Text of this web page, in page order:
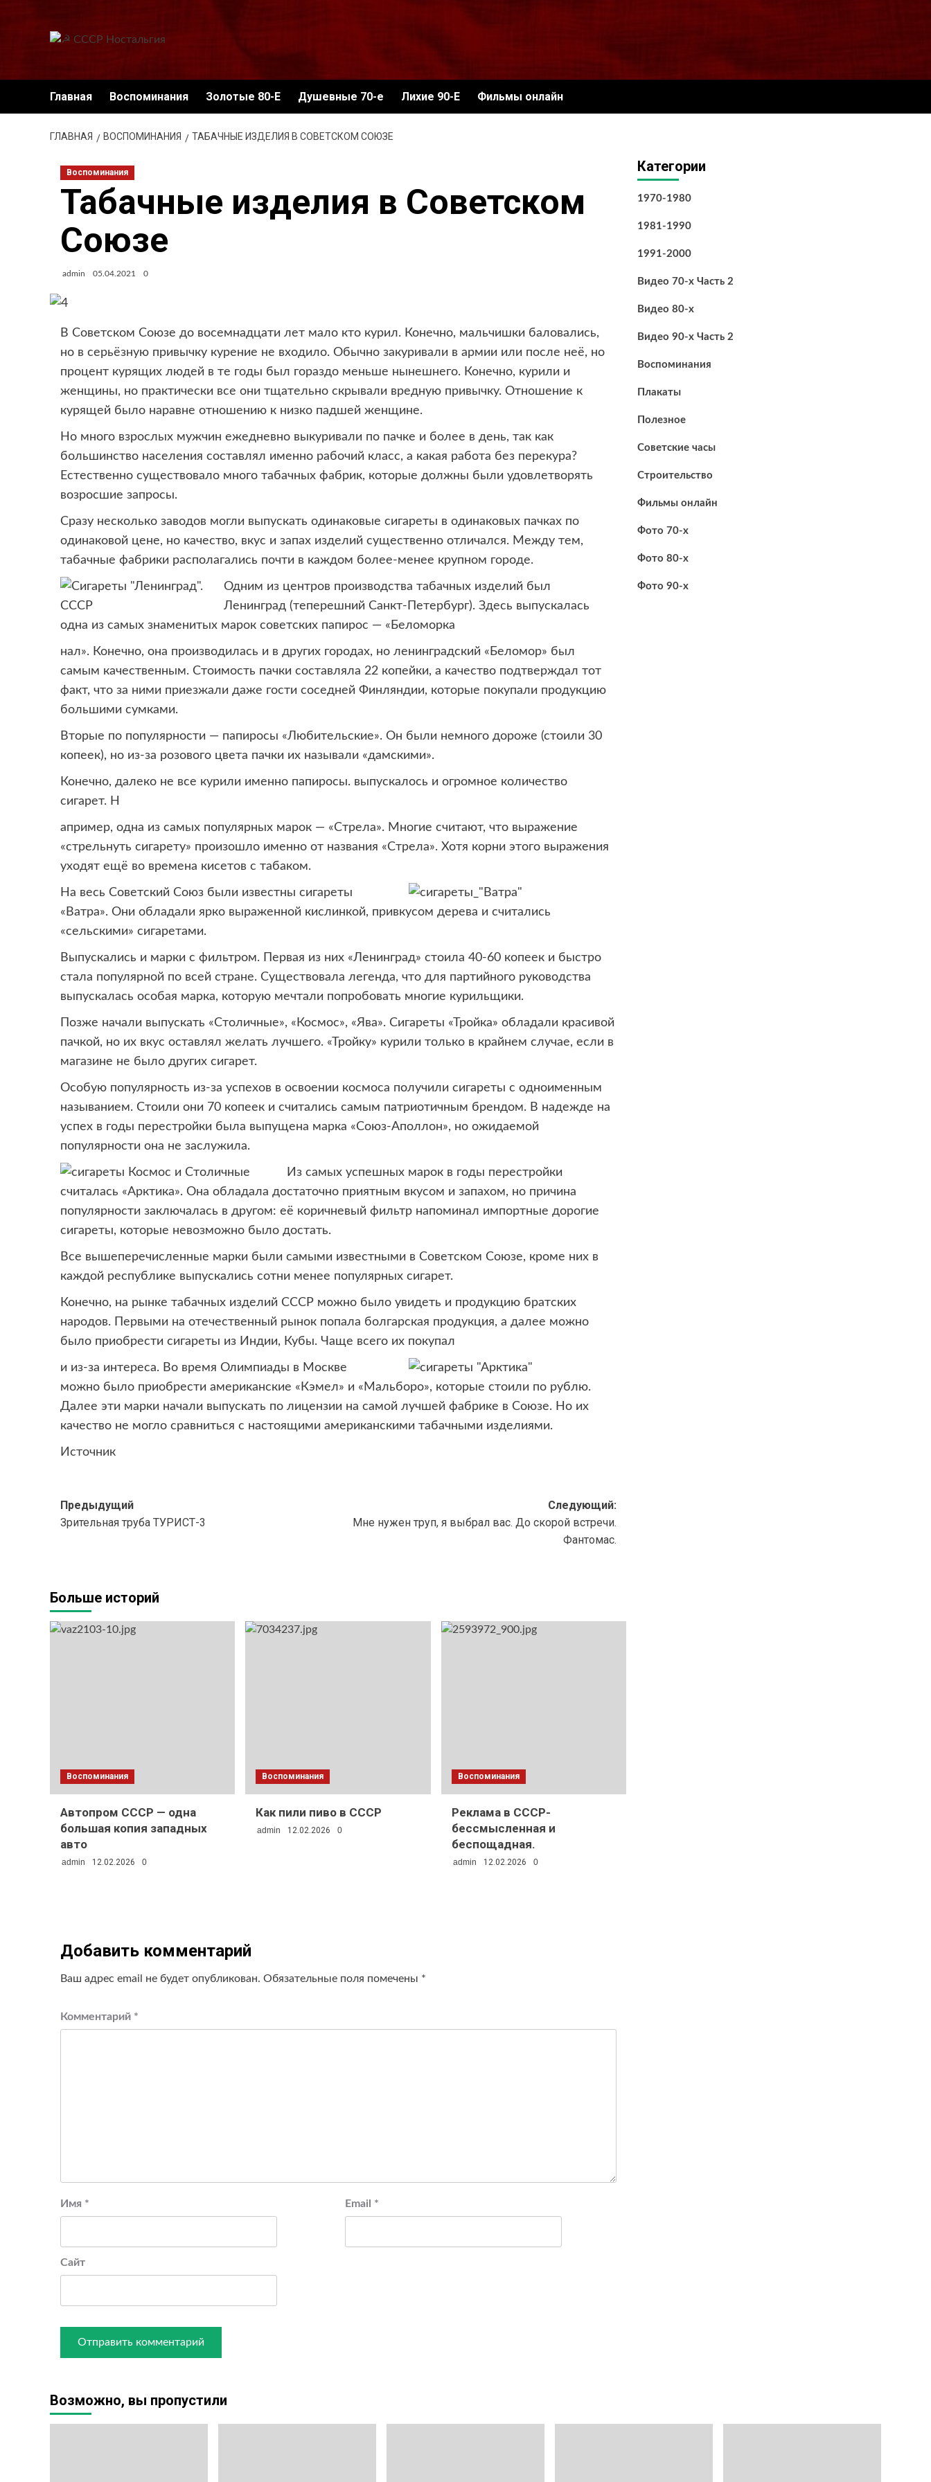
содержимому
Главная Воспоминания Золотые 80-Е Душевные 70-е Лихие 90-Е Фильмы онлайн
ГЛАВНАЯ ВОСПОМИНАНИЯ ТАБАЧНЫЕ ИЗДЕЛИЯ В СОВЕТСКОМ СОЮЗЕ
Воспоминания
Табачные изделия в Советском
Союзе
admin 05.04.2021 0
В Советском Союзе до восемнадцати лет мало кто курил. Конечно, мальчишки баловались,
но в серьёзную привычку курение не входило. Обычно закуривали в армии или после неё, но
процент курящих людей в те годы был гораздо меньше нынешнего. Конечно, курили и
женщины, но практически все они тщательно скрывали вредную привычку. Отношение к
курящей было наравне отношению к низко падшей женщине.
Но много взрослых мужчин ежедневно выкуривали по пачке и более в день, так как
большинство населения составлял именно рабочий класс, а какая работа без перекура?
Естественно существовало много табачных фабрик, которые должны были удовлетворять
возросшие запросы.
Сразу несколько заводов могли выпускать одинаковые сигареты в одинаковых пачках по
одинаковой цене, но качество, вкус и запах изделий существенно отличался. Между тем,
табачные фабрики располагались почти в каждом более-менее крупном городе.
Одним из центров производства табачных изделий был
Ленинград (теперешний Санкт-Петербург). Здесь выпускалась
одна из самых знаменитых марок советских папирос — «Беломорка
нал». Конечно, она производилась и в других городах, но ленинградский «Беломор» был
самым качественным. Стоимость пачки составляла 22 копейки, а качество подтверждал тот
факт, что за ними приезжали даже гости соседней Финляндии, которые покупали продукцию
большими сумками.
Вторые по популярности — папиросы «Любительские». Он были немного дороже (стоили 30
копеек), но из-за розового цвета пачки их называли «дамскими».
Конечно, далеко не все курили именно папиросы. выпускалось и огромное количество
сигарет. Н
апример, одна из самых популярных марок — «Стрела». Многие считают, что выражение
«стрельнуть сигарету» произошло именно от названия «Стрела». Хотя корни этого выражения
уходят ещё во времена кисетов с табаком.
На весь Советский Союз были известны сигареты
«Ватра». Они обладали ярко выраженной кислинкой, привкусом дерева и считались
«сельскими» сигаретами.
Выпускались и марки с фильтром. Первая из них «Ленинград» стоила 40-60 копеек и быстро
стала популярной по всей стране. Существовала легенда, что для партийного руководства
выпускалась особая марка, которую мечтали попробовать многие курильщики.
Позже начали выпускать «Столичные», «Космос», «Ява». Сигареты «Тройка» обладали красивой
пачкой, но их вкус оставлял желать лучшего. «Тройку» курили только в крайнем случае, если в
магазине не было других сигарет.
Особую популярность из-за успехов в освоении космоса получили сигареты с одноименным
называнием. Стоили они 70 копеек и считались самым патриотичным брендом. В надежде на
успех в годы перестройки была выпущена марка «Союз-Аполлон», но ожидаемой
популярности она не заслужила.
Из самых успешных марок в годы перестройки
считалась «Арктика». Она обладала достаточно приятным вкусом и запахом, но причина
популярности заключалась в другом: её коричневый фильтр напоминал импортные дорогие
сигареты, которые невозможно было достать.
Все вышеперечисленные марки были самыми известными в Советском Союзе, кроме них в
каждой республике выпускались сотни менее популярных сигарет.
Конечно, на рынке табачных изделий СССР можно было увидеть и продукцию братских
народов. Первыми на отечественный рынок попала болгарская продукция, а далее можно
было приобрести сигареты из Индии, Кубы. Чаще всего их покупал
и из-за интереса. Во время Олимпиады в Москве
можно было приобрести американские «Кэмел» и «Мальборо», которые стоили по рублю.
Далее эти марки начали выпускать по лицензии на самой лучшей фабрике в Союзе. Но их
качество не могло сравниться с настоящими американскими табачными изделиями.
Источник
Навигация
записи
Предыдущий
Зрительная труба ТУРИСТ-3
Следующий:
Мне нужен труп, я выбрал вас. До скорой встречи.
Фантомас.
Больше историй
Воспоминания
Автопром СССР — одна
большая копия западных
авто
admin 12.02.2026 0
Воспоминания
Как пили пиво в СССР
admin 12.02.2026 0
Воспоминания
Реклама в СССР-
бессмысленная и
беспощадная.
admin 12.02.2026 0
Добавить комментарий
Ваш адрес email не будет опубликован. Обязательные поля помечены *
Комментарий *
Имя * Email *
Сайт
Категории
1970-1980
1981-1990
1991-2000
Видео 70-х Часть 2
Видео 80-х
Видео 90-х Часть 2
Воспоминания
Плакаты
Полезное
Советские часы
Строительство
Фильмы онлайн
Фото 70-х
Фото 80-х
Фото 90-х
Возможно, вы пропустили